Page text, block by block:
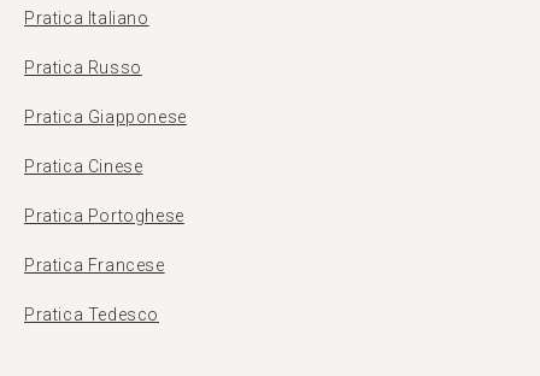
Pratica Italiano
Pratica Russo
Pratica Giapponese
Pratica Cinese
Pratica Portoghese
Pratica Francese
Pratica Tedesco